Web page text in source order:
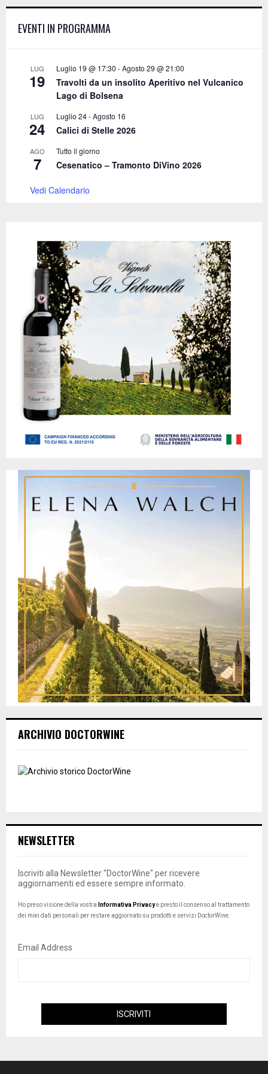
o
EVENTI IN PROGRAMMA
LUG
19
Luglio 19 @ 17:30 -Agosto 29 @ 21:00
Travolti da un insolito Aperitivo nel Vulcanico
Lago di Bolsena
LUG
24
Luglio 24-Agosto 16
Calici di Stelle 2026
AGO
7
Tutto il giorno
Cesenatico – Tramonto DiVino 2026
Vedi Calendario
ARCHIVIO DOCTORWINE
NEWSLETTER
Iscriviti alla Newsletter "DoctorWine" per ricevere
aggiornamenti ed essere sempre informato.
Ho preso visione della vostra Informativa Privacye presto il consenso al trattamento
dei miei dati personali per restare aggiornato su prodotti e servizi DoctorWine.
Email Address